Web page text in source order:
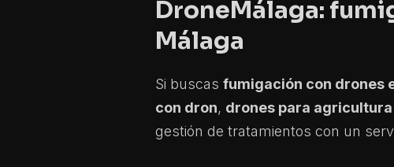
DroneMálaga:
Málaga
Si buscas fumigación con drones
con dron, drones para agricultura
gestión de tratamientos con un